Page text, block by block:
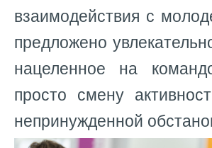
взаимодействия с
предложено
нацеленное на
просто смену
непринужденной